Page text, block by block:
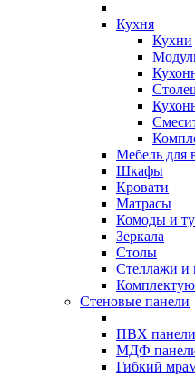
Кухня
Кухни
Мебель для
Шкафы
Кровати
Матрасы
Комоды и
Зеркала
Столы
Стеллажи и
Стеновые панели
ПВХ панели
МДФ
Гибкий